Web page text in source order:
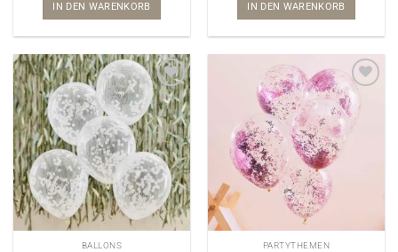
IN DEN WARENKORB IN DEN WARENKORB
BALLONS PARTYTHEMEN